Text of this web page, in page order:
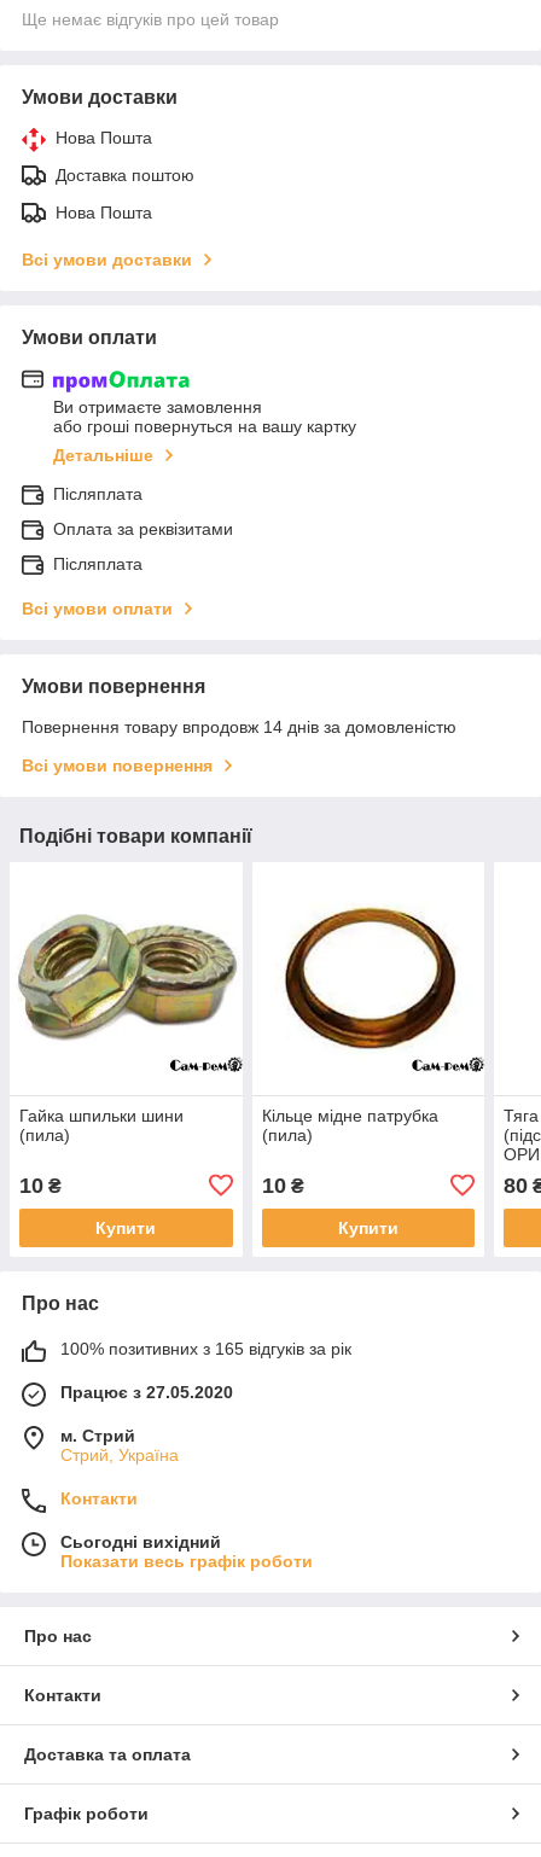
Ще немає відгуків про цей товар
Умови доставки
Нова Пошта
Доставка поштою
Нова Пошта
Всі умови доставки
Умови оплати
Ви отримаєте замовлення
або гроші повернуться на вашу картку
Детальніше
Післяплата
Оплата за реквізитами
Післяплата
Всі умови оплати
Умови повернення
Повернення товару впродовж 14 днів за домовленістю
Всі умови повернення
Подібні товари компанії
Гайка шпильки шини
(пила)
10 ₴
Купити
Кільце мідне патрубка
(пила)
10₴
Купити
80
Про нас
100% позитивних з 165 відгуків за рік
Працює з 27.05.2020
м. Стрий
Стрий, Україна
Контакти
Сьогодні вихідний
Показати весь графік роботи
Про нас
Контакти
Доставка та оплата
Графік роботи